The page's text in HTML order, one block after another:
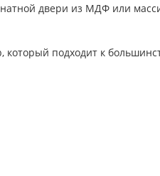
двери из МДФ или
подходит к